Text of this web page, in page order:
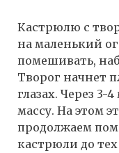
Кастрюлю с
на маленький
помешивать,
Творог начнет
глазах. Через
массу. На этом
продолжаем
кастрюли до